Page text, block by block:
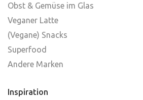
Obst & Gemüse im Glas
Veganer Latte
(Vegane) Snacks
Superfood
Andere Marken
Inspiration